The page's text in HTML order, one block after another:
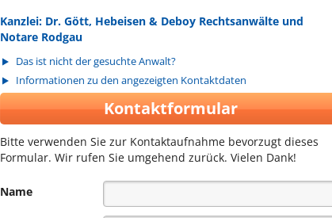
Kanzlei: Dr. Gött, Hebeisen & Deboy Rechtsanwälte und
Notare Rodgau
Das ist nicht der gesuchte Anwalt?
Informationen zu den angezeigten Kontaktdaten
Kontaktformular
Bitte verwenden Sie zur Kontaktaufnahme bevorzugt dieses
Formular. Wir rufen Sie umgehend zurück. Vielen Dank!
Name